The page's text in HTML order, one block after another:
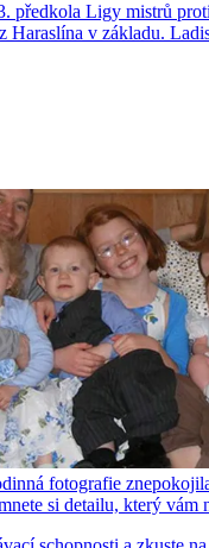
předkola Ligy mistrů
Haraslína v základu.
fotografie
si detailu, který vám